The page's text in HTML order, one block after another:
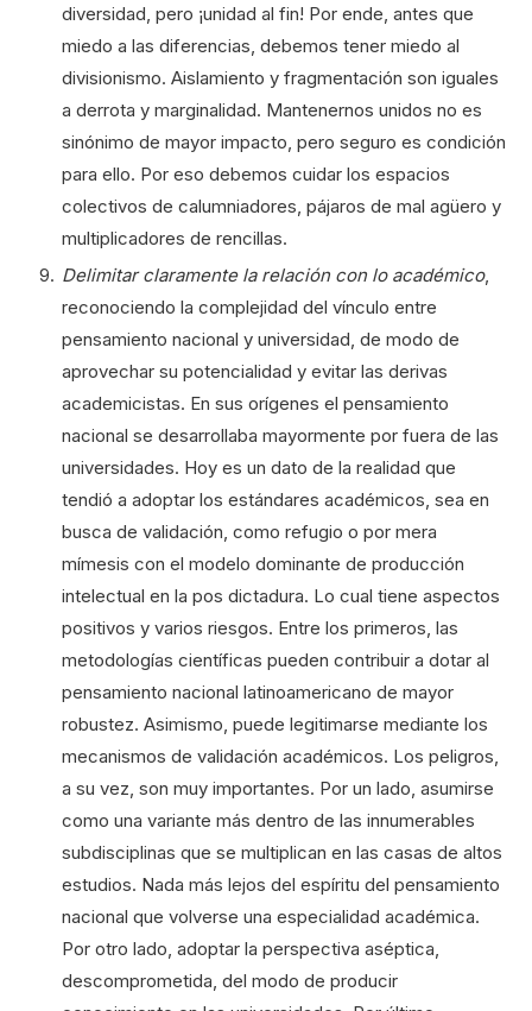
diversidad, pero ¡unidad al fin! Por ende, antes que
miedo a las diferencias, debemos tener miedo al
divisionismo. Aislamiento y fragmentación son iguales
a derrota y marginalidad. Mantenernos unidos no es
sinónimo de mayor impacto, pero seguro es condición
para ello. Por eso debemos cuidar los espacios
colectivos de calumniadores, pájaros de mal agüero y
multiplicadores de rencillas.
Delimitar claramente la relación con lo académico,
reconociendo la complejidad del vínculo entre
pensamiento nacional y universidad, de modo de
aprovechar su potencialidad y evitar las derivas
academicistas. En sus orígenes el pensamiento
nacional se desarrollaba mayormente por fuera de las
universidades. Hoy es un dato de la realidad que
tendió a adoptar los estándares académicos, sea en
busca de validación, como refugio o por mera
mímesis con el modelo dominante de producción
intelectual en la pos dictadura. Lo cual tiene aspectos
positivos y varios riesgos. Entre los primeros, las
metodologías científicas pueden contribuir a dotar al
pensamiento nacional latinoamericano de mayor
robustez. Asimismo, puede legitimarse mediante los
mecanismos de validación académicos. Los peligros,
a su vez, son muy importantes. Por un lado, asumirse
como una variante más dentro de las innumerables
subdisciplinas que se multiplican en las casas de altos
estudios. Nada más lejos del espíritu del pensamiento
nacional que volverse una especialidad académica.
Por otro lado, adoptar la perspectiva aséptica,
descomprometida, del modo de producir